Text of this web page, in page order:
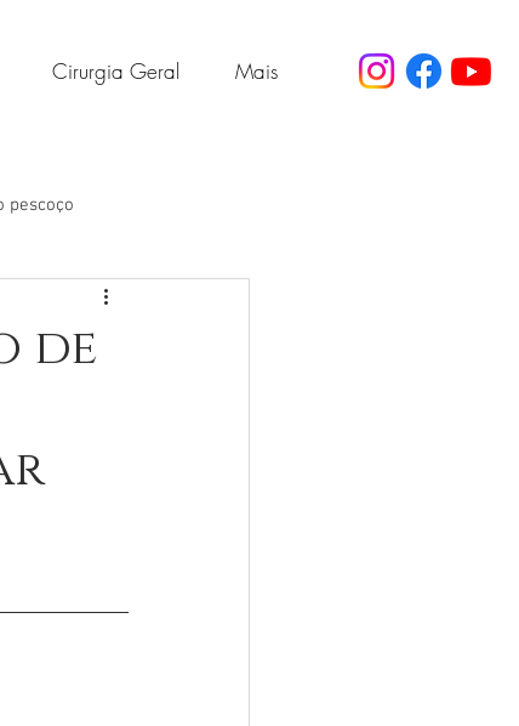
Cirurgia Geral Mais
pescoço
no fígado
de